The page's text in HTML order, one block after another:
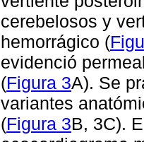
cerebelosos y
hemorrágico (
evidenció
(Figura 3A). Se
variantes
(Figura 3B, 3C).